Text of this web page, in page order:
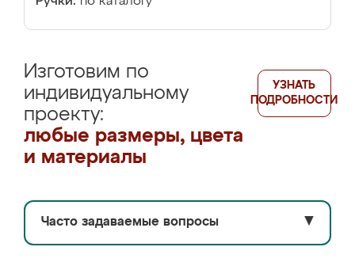
Изготовим по
индивидуальному
проекту:
любые размеры, цвета
и материалы
УЗНАТЬ
ПОДРОБНОСТИ
Часто задаваемые вопросы ▼